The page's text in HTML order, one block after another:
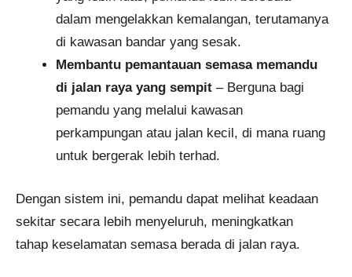
dalam mengelakkan kemalangan, terutamanya
di kawasan bandar yang sesak.
Membantu pemantauan semasa memandu
di jalan raya yang sempit – Berguna bagi
pemandu yang melalui kawasan
perkampungan atau jalan kecil, di mana ruang
untuk bergerak lebih terhad.
Dengan sistem ini, pemandu dapat melihat keadaan
sekitar secara lebih menyeluruh, meningkatkan
tahap keselamatan semasa berada di jalan raya.